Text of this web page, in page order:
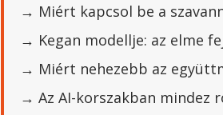
→ Miért kapcsol be a
→ Kegan modellje: az elme
→ Miért nehezebb az
→ Az AI-korszakban mindez